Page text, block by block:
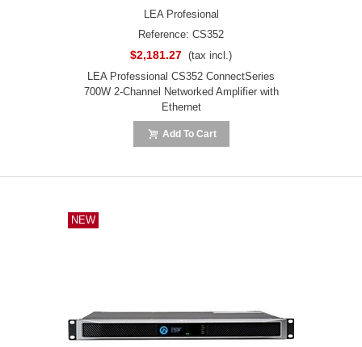
With Ethernet
LEA Profesional
Reference: CS352
$2,181.27 (tax incl.)
LEA Professional CS352 ConnectSeries
700W 2-Channel Networked Amplifier with
Ethernet
Add To Cart
NEW